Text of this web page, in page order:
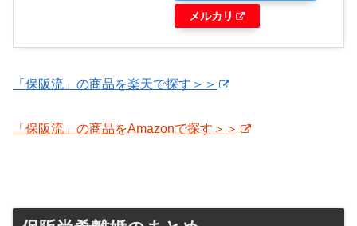
メルカリ
「保阪流」の商品を楽天で探す＞＞
「保阪流」の商品をAmazonで探す＞＞